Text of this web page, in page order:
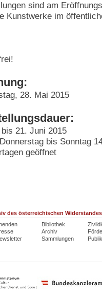
sind am
Kunstwerke im
28. Mai 2015
21. Juni 2015
bis Sonntag
geöffnet
des österreichischen Widerstandes
Bibliothek
Archiv
Sammlungen